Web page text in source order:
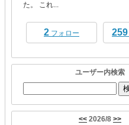
た。 これ...
2 フォロー 259
ユーザー内検索
<< 2026/8 >>